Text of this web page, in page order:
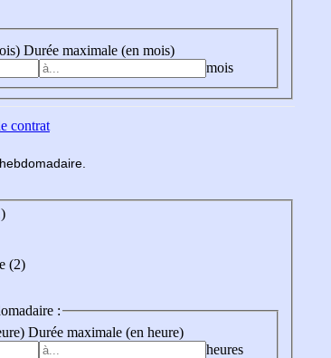
Durée maximale (en mois)
mois
contrat
madaire
(2)
:
Durée maximale (en heure)
heures